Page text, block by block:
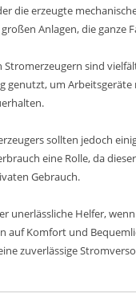
die erzeugte
Anlagen, die ganze
Stromerzeugern sind
genutzt, um
sollten jedoch
eine Rolle, da
Gebrauch.
unerlässliche Helfer,
auf Komfort und
zuverlässige